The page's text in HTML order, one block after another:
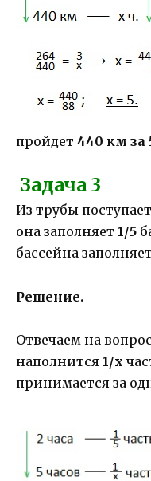
пройдет 440 км за
Задача 3
Из трубы
она заполняет 1/5
бассейна
Решение.
Отвечаем на
наполнится 1/х
принимается за